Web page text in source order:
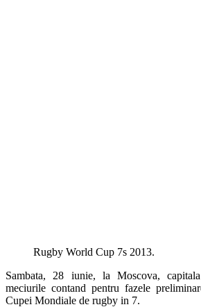
Rugby World Cup 7s 2013.
Sambata, 28 iunie, la Moscova,
meciurile contand pentru fazele
Cupei Mondiale de rugby in 7.